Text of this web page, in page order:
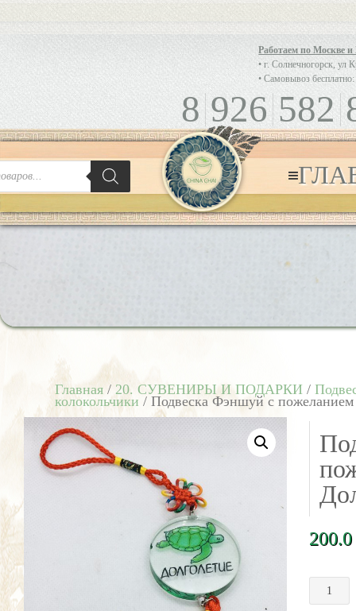
Работаем по Москве
• г. Солнечногорск, ул
• Самовывоз
8 926 582
Главная / 20. СУВЕНИРЫ И ПОДАРКИ /
колокольчики / Подвеска Фэншуй с пожеланием
200.0
товара